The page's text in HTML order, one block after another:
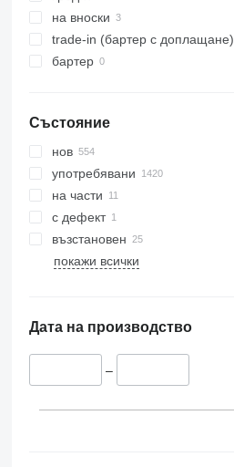
6115
6120
6135
6170
6200
6210
6215
6220
6230
6300
6400
6510
6520
на вноски
trade-in (бартер с доплащане)
бартер
Състояние
нов
употребявани
на части
с дефект
възстановен
покажи всички
Дата на производство
–